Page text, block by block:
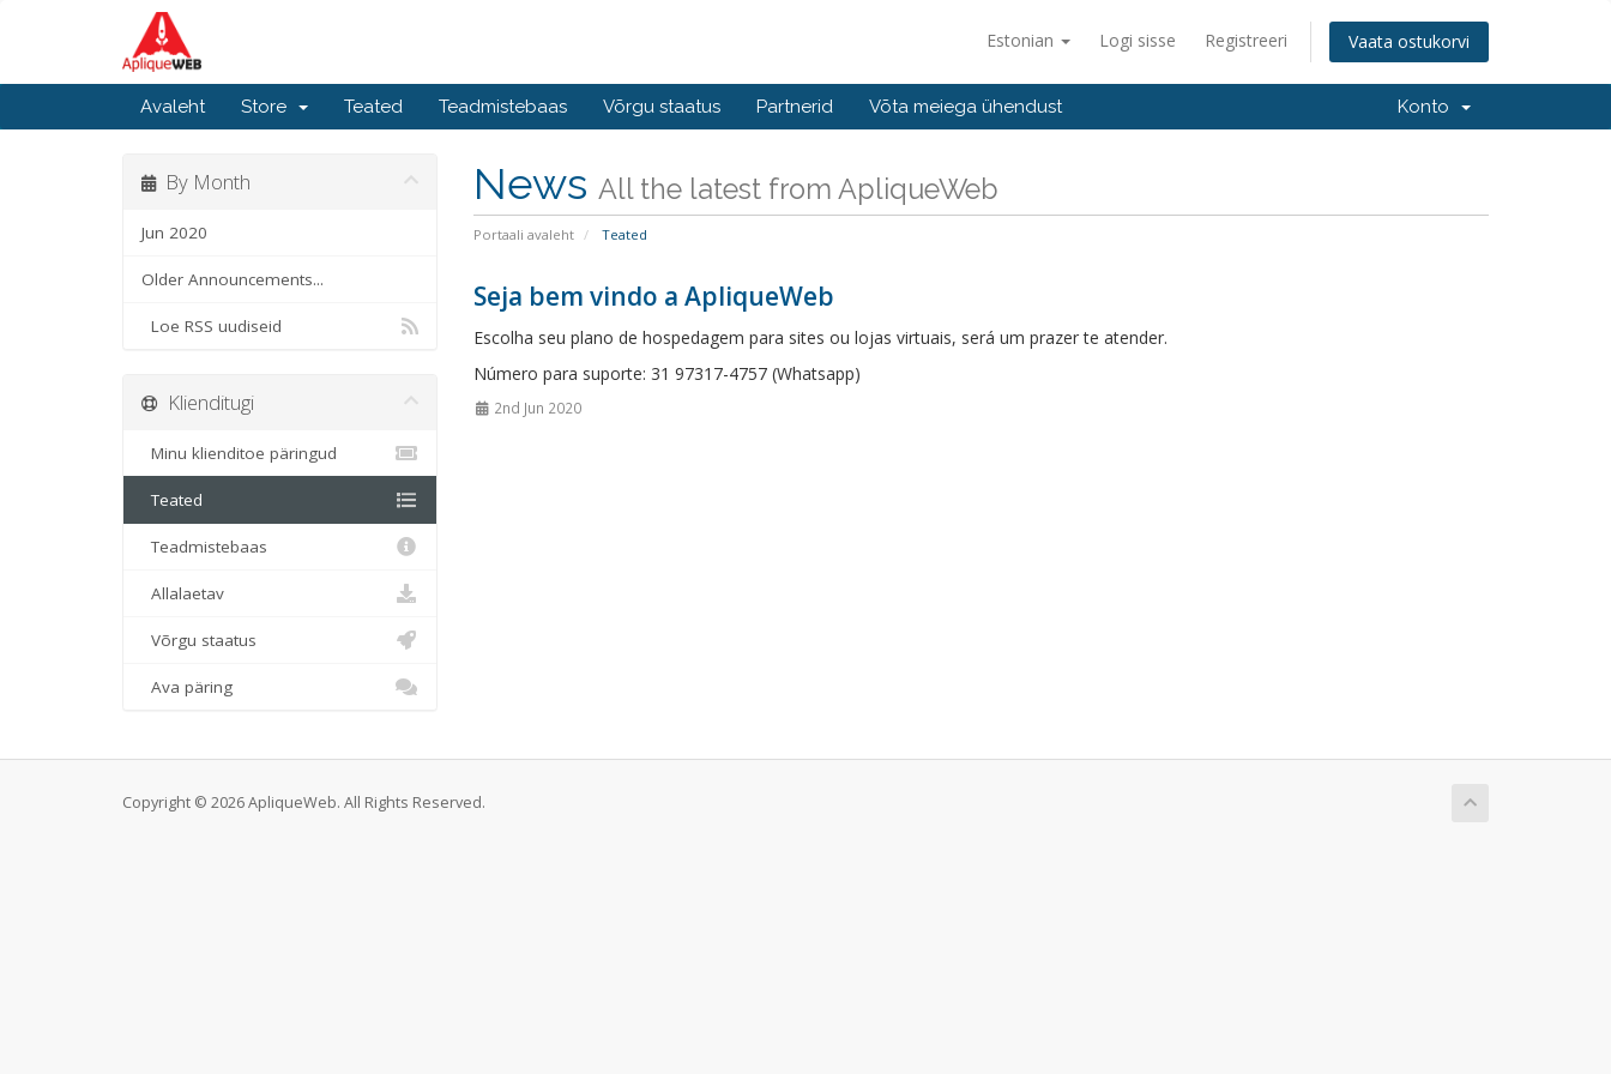
Estonian Logi sisse Registreeri Vaata ostukorvi
Avaleht Store Teated Teadmistebaas Võrgu staatus Partnerid Võta meiega ühendust Konto
News All the latest from ApliqueWeb
Portaali avaleht Teated
By Month
Jun 2020
Older Announcements...
Loe RSS uudiseid
Seja bem vindo a ApliqueWeb
Escolha seu plano de hospedagem para sites ou lojas virtuais, será um prazer te atender.
Número para suporte: 31 97317-4757 (Whatsapp)
2nd Jun 2020
Klienditugi
Minu klienditoe päringud
Teated
Teadmistebaas
Allalaetav
Võrgu staatus
Ava päring
Copyright © 2026 ApliqueWeb. All Rights Reserved.